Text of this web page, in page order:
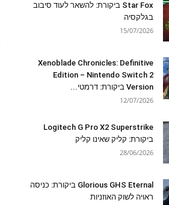
Star Fox ביקורת: להשאר לעוד סיבוב
בגלקסיה
15/07/2026
Xenoblade Chronicles: Definitive
Edition – Nintendo Switch 2
Version ביקורת: דרמטי...
12/07/2026
Logitech G Pro X2 Superstrike
ביקורת: קליק שאינו קליק
28/06/2026
Glorious GHS Eternal ביקורת: כניסה
ראויה לשוק האוזניות